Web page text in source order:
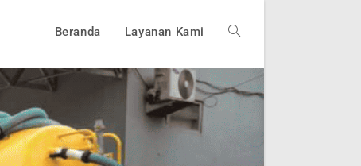
Beranda Layanan Kami Toggle
website
search